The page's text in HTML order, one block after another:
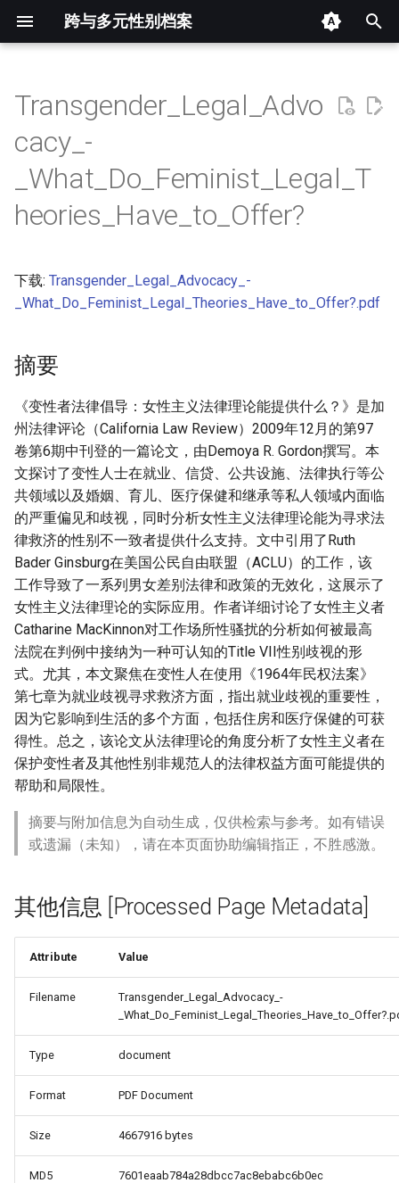
跨与多元性别档案
开
始
摘要
其他信息 [Processed Page
Metadata]
正文
Transgender_Legal_Advo
cacy_-
_What_Do_Feminist_Legal_T
heories_Have_to_Offer?
下载: Transgender_Legal_Advocacy_-
_What_Do_Feminist_Legal_Theories_Have_to_Offer?.pdf
摘要
《变性者法律倡导：女性主义法律理论能提供什么？》是加
州法律评论（California Law Review）2009年12月的第97
卷第6期中刊登的一篇论文，由Demoya R. Gordon撰写。本
文探讨了变性人士在就业、信贷、公共设施、法律执行等公
共领域以及婚姻、育儿、医疗保健和继承等私人领域内面临
的严重偏见和歧视，同时分析女性主义法律理论能为寻求法
律救济的性别不一致者提供什么支持。文中引用了Ruth
Bader Ginsburg在美国公民自由联盟（ACLU）的工作，该
工作导致了一系列男女差别法律和政策的无效化，这展示了
女性主义法律理论的实际应用。作者详细讨论了女性主义者
Catharine MacKinnon对工作场所性骚扰的分析如何被最高
法院在判例中接纳为一种可认知的Title VII性别歧视的形
式。尤其，本文聚焦在变性人在使用《1964年民权法案》
第七章为就业歧视寻求救济方面，指出就业歧视的重要性，
因为它影响到生活的多个方面，包括住房和医疗保健的可获
得性。总之，该论文从法律理论的角度分析了女性主义者在
保护变性者及其他性别非规范人的法律权益方面可能提供的
帮助和局限性。
摘要与附加信息为自动生成，仅供检索与参考。如有错误
或遗漏（未知），请在本页面协助编辑指正，不胜感激。
其他信息 [Processed Page Metadata]
Attribute Value
Filename
Transgender_Legal_Advocacy_-
Type document
Format PDF Document
Size 4667916 bytes
MD5 7601eaab784a28dbcc7ac8ebabc6b0ec